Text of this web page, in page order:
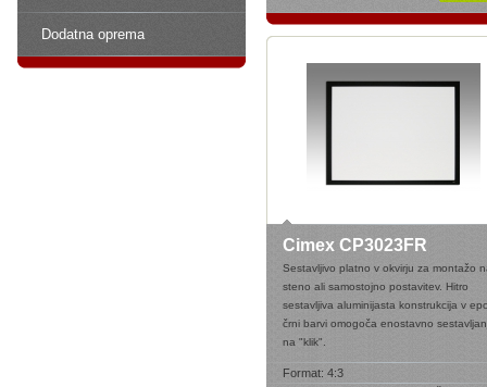
Dodatna oprema
Cimex CP3023FR
Sestavljivo platno v okvirju za montažo
steno ali samostojno postavitev. Hitro
sestavljiva aluminijasta konstrukcija v
črni barvi omogoča enostavno
na "klik".
Format: 4:3